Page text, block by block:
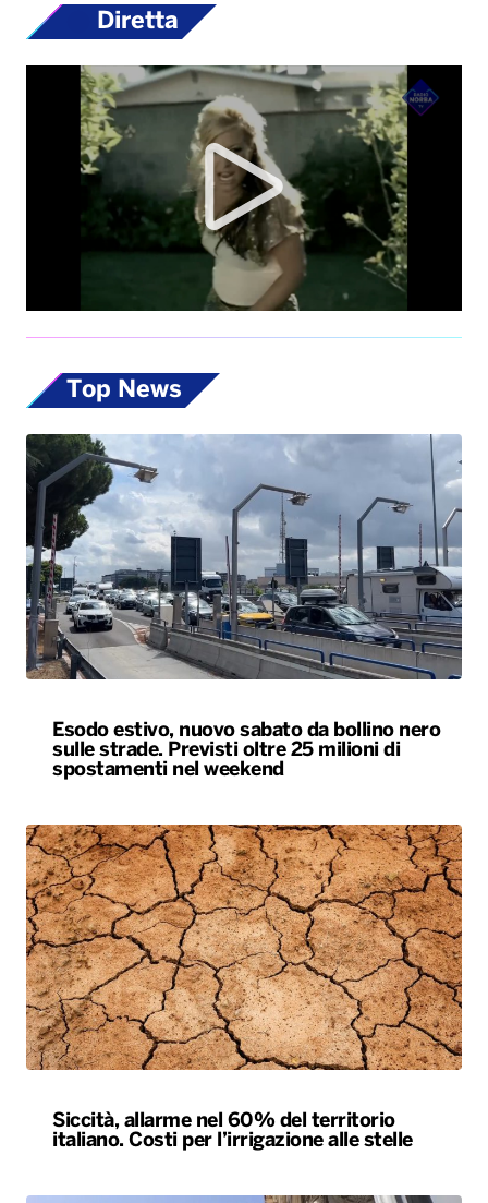
Diretta
Top News
Esodo estivo, nuovo sabato da bollino nero
sulle strade. Previsti oltre 25 milioni di
spostamenti nel weekend
Siccità, allarme nel 60% del territorio
italiano. Costi per l’irrigazione alle stelle